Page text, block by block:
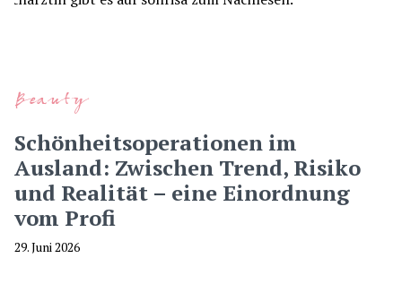
Beauty
Schönheitsoperationen im
Ausland: Zwischen Trend, Risiko
und Realität – eine Einordnung
vom Profi
29. Juni 2026